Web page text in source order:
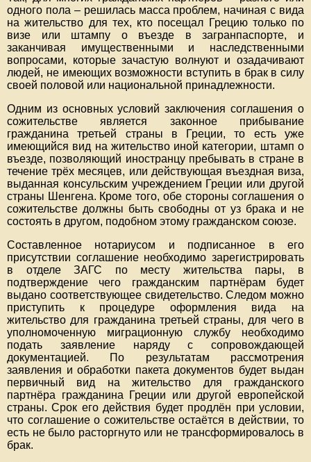
одного пола – решилась масса проблем, начиная с вида
на жительство для тех, кто посещал Грецию только по
визе или штампу о въезде в загранпаспорте, и
заканчивая имущественными и наследственными
вопросами, которые зачастую волнуют и озадачивают
людей, не имеющих возможности вступить в брак в силу
своей половой или национальной принадлежности.
Одним из основных условий заключения соглашения о
сожительстве является законное прибывание
гражданина третьей страны в Греции, то есть уже
имеющийся вид на жительство иной категории, штамп о
въезде, позволяющий иностранцу пребывать в стране в
течение трёх месяцев, или действующая въездная виза,
выданная консульским учреждением Греции или другой
страны Шенгена. Кроме того, обе стороны соглашения о
сожительстве должны быть свободны от уз брака и не
состоять в другом, подобном этому гражданском союзе.
Составленное нотариусом и подписанное в его
присутствии соглашение необходимо зарегистрировать
в отделе ЗАГС по месту жительства пары, в
подтверждение чего гражданским партнёрам будет
выдано соответствующее свидетельство. Следом можно
приступить к процедуре оформления вида на
жительство для гражданина третьей страны, для чего в
уполномоченную миграционную службу необходимо
подать заявление наряду с сопровождающей
документацией. По результатам рассмотрения
заявления и обработки пакета документов будет выдан
первичный вид на жительство для гражданского
партнёра гражданина Греции или другой европейской
страны. Срок его действия будет продлён при условии,
что соглашение о сожительстве остаётся в действии, то
есть не было расторгнуто или не трансформировалось в
брак.